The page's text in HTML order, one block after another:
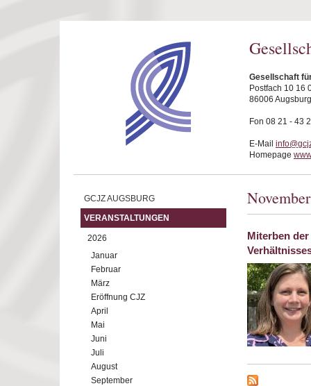
Gesellschaft
Postfach 10 16
86006 Augsburg
Fon 08 21 - 43
E-Mail
Homepage
GCJZ AUGSBURG
VERANSTALTUNGEN
2026
Januar
Februar
März
Eröffnung CJZ
April
Mai
Juni
Juli
August
September
Miterben